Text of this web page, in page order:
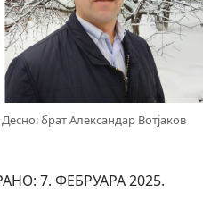
брат Александар Вотјаков
7. ФЕБРУАРА 2025.